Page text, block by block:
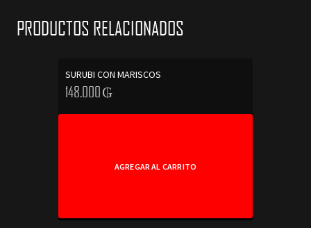
PRODUCTOS RELACIONADOS
SURUBI CON MARISCOS
148.000₲
AGREGAR AL CARRITO